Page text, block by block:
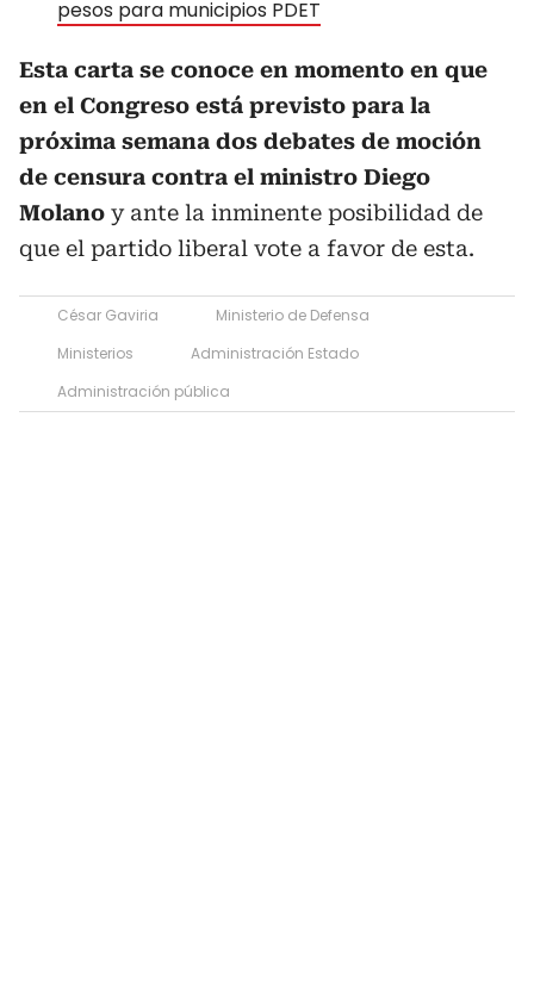
pesos para municipios PDET
Esta carta se conoce en momento en que
en el Congreso está previsto para la
próxima semana dos debates de moción
de censura contra el ministro Diego
Molano y ante la inminente posibilidad de
que el partido liberal vote a favor de esta.
César Gaviria
Ministerio de Defensa
Ministerios
Administración Estado
Administración pública